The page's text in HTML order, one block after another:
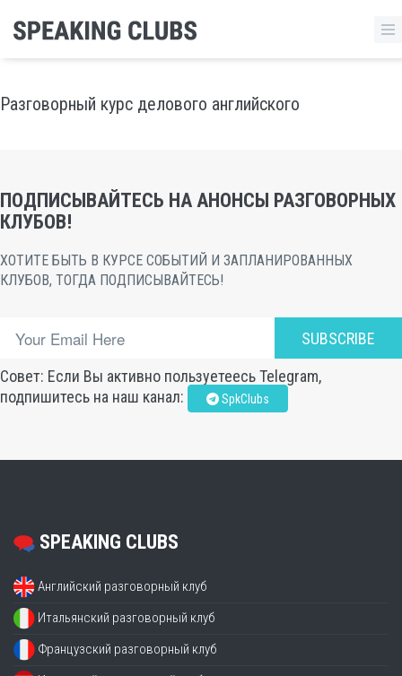
Разговорный курс делового английского
ПОДПИСЫВАЙТЕСЬ НА АНОНСЫ РАЗГОВОРНЫХ
КЛУБОВ!
ХОТИТЕ БЫТЬ В КУРСЕ СОБЫТИЙ И ЗАПЛАНИРОВАННЫХ
КЛУБОВ, ТОГДА ПОДПИСЫВАЙТЕСЬ!
SUBSCRIBE
Совет: Если Вы активно пользуетеесь Telegram,
подпишитесь на наш канал:
SpkClubs
SPEAKING CLUBS
Английский разговорный клуб
Итальянский разговорный клуб
Французский разговорный клуб